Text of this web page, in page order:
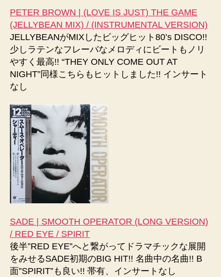
PETER BROWN | (LOVE IS JUST) THE GAME
(JELLYBEAN MIX) / (INSTRUMENTAL VERSION)
JELLYBEANがMIXしたビッグヒット80’s DISCO!!
少しラテンなフレーバなメロディにビートもノリ
やすく最高!! “THEY ONLY COME OUT AT
NIGHT”同様こちらもヒットしました!! インサート
なし
SADE | SMOOTH OPERATOR (LONG VERSION)
/ RED EYE / SPIRIT
後半”RED EYE”へと繋がってドラマチックな展開
をみせるSADE初期のBIG HIT!! 名曲中の名曲!! B
面”SPIRIT”も良い!! 帯有、インサートなし